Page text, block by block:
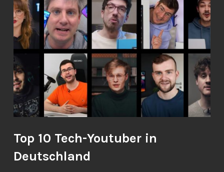
Top 10 Tech-Youtuber in
Deutschland